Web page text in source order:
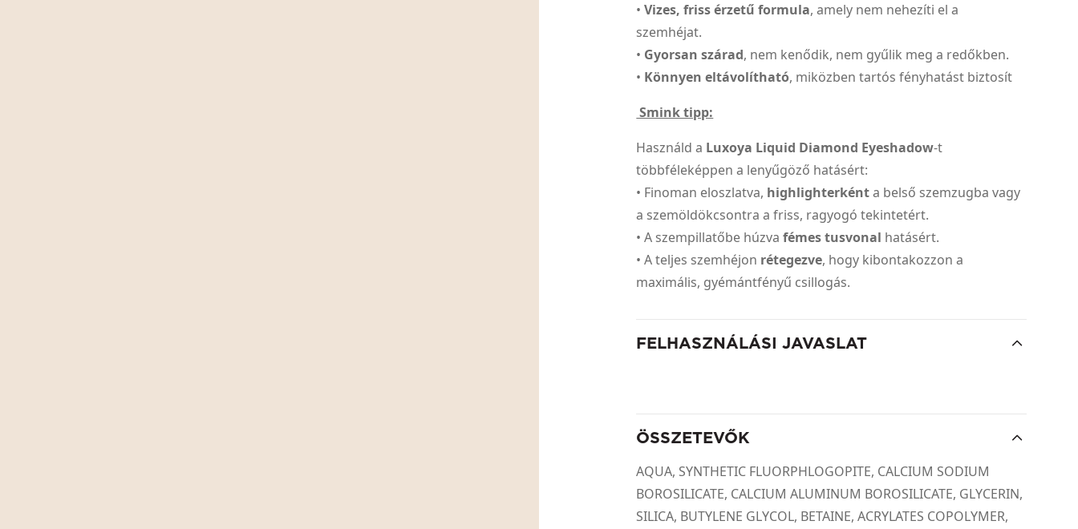
•Vizes, friss érzetű formula, amely nem nehezíti el a
szemhéjat.
• Gyorsan szárad, nem kenődik, nem gyűlik meg a redőkben.
• Könnyen eltávolítható, miközben tartós fényhatást biztosít
Smink tipp:
Használd a Luxoya Liquid Diamond Eyeshadow-t
többféleképpen a lenyűgöző hatásért:
• Finoman eloszlatva, highlighterkénta belső szemzugba vagy
a szemöldökcsontra a friss, ragyogó tekintetért.
• A szempillatőbe húzvafémes tusvonal hatásért.
• A teljes szemhéjon rétegezve, hogy kibontakozzon a
maximális, gyémántfényű csillogás.
FELHASZNÁLÁSI JAVASLAT
ÖSSZETEVŐK
AQUA, SYNTHETIC FLUORPHLOGOPITE, CALCIUM SODIUM
BOROSILICATE, CALCIUM ALUMINUM BOROSILICATE, GLYCERIN,
SILICA, BUTYLENE GLYCOL, BETAINE, ACRYLATES COPOLYMER,